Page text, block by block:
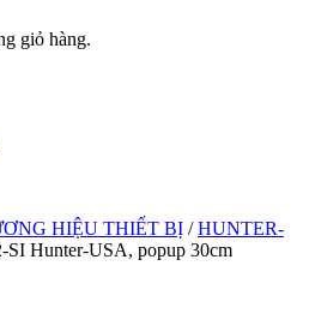
giỏ hàng.
HIỆU THIẾT BỊ /HUNTER-
SI Hunter-USA, popup 30cm